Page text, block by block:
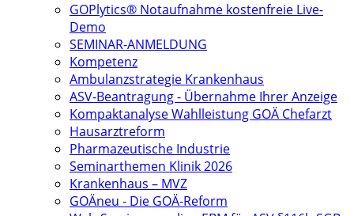
GOPlytics® Notaufnahme kostenfreie Live-
Demo
SEMINAR-ANMELDUNG
Kompetenz
Ambulanzstrategie Krankenhaus
ASV-Beantragung - Übernahme Ihrer Anzeige
Kompaktanalyse Wahlleistung GOÄ Chefarzt
Hausarztreform
Pharmazeutische Industrie
Seminarthemen Klinik 2026
Krankenhaus – MVZ
GOÄneu - Die GOÄ-Reform